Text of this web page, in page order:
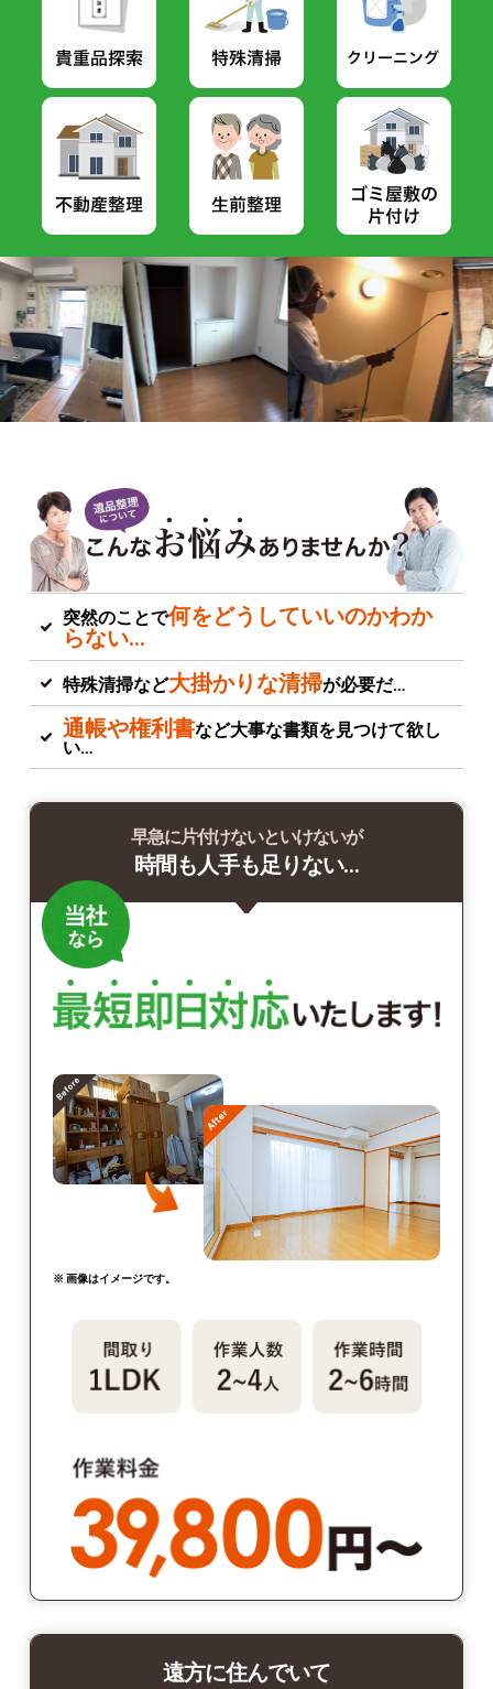
突然のことで何をどうしていいのかわか
らない…
特殊清掃など大掛かりな清掃が必要だ…
通帳や権利書など大事な書類を見つけて欲し
い…
早急に片付けないといけないが
時間も人手も足りない…
※ 画像はイメージです。
遠方に住んでいて